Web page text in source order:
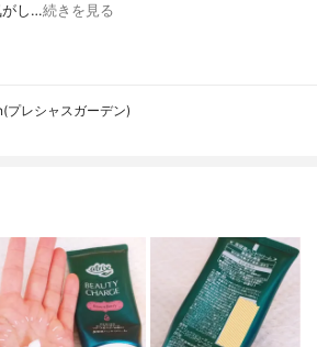
がし…続きを見る
プレシャスガーデン)